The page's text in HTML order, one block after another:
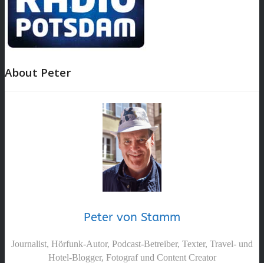
About Peter
Peter von Stamm
Journalist, Hörfunk-Autor, Podcast-Betreiber, Texter, Travel- und
Hotel-Blogger, Fotograf und Content Creator